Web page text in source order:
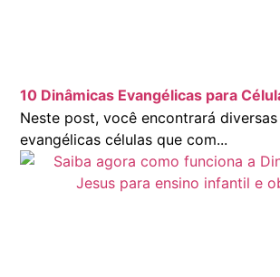
10 Dinâmicas Evangélicas para
Neste post, você encontrará
evangélicas células que com...